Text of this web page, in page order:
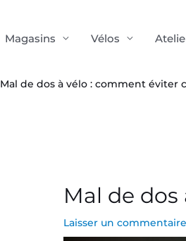
Magasins Vélos
Mal de dos à vélo : comment éviter
Mal de
Laisser un commentaire